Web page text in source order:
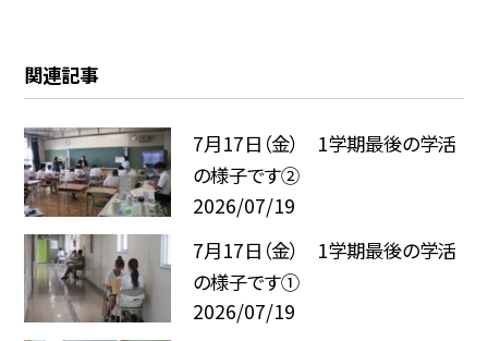
関連記事
7月17日（金） 1学期最後の学活
の様子です②
2026/07/19
7月17日（金） 1学期最後の学活
の様子です①
2026/07/19